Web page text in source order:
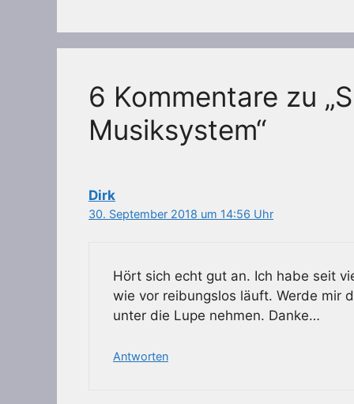
6 Kommentare zu
Musiksystem“
Dirk
30. September 2018 um 14:56 Uhr
Hört sich echt gut an. Ich habe seit
wie vor reibungslos läuft. Werde mir
unter die Lupe nehmen. Danke…
Antworten